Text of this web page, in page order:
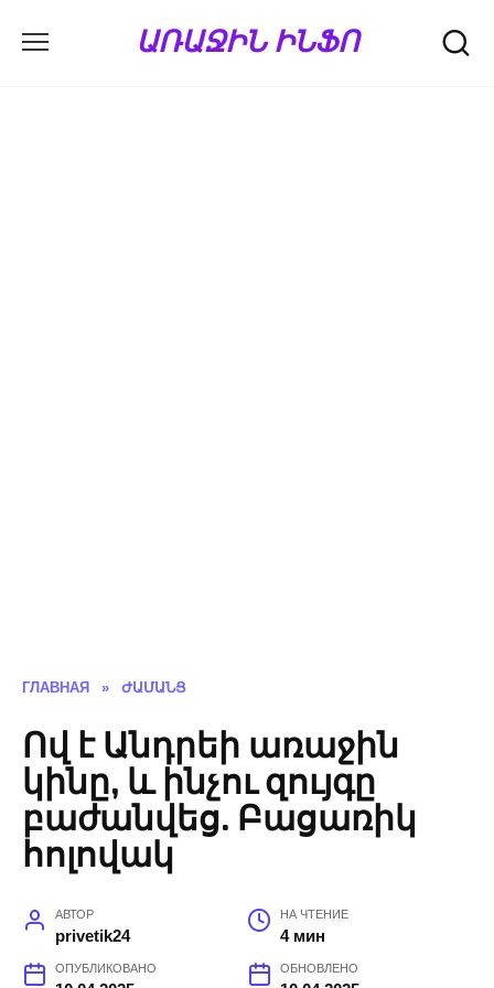
ԱՌԱՋԻՆ ԻՆՖՈ
ГЛАВНАЯ » ԺԱՄԱՆՑ
Ով է Անդրեի առաջին
կինը, և ինչու զույգը
բաժանվեց. Բացառիկ
հոլովակ
АВТОР
privetik24
НА ЧТЕНИЕ
4 мин
ОПУБЛИКОВАНО ОБНОВЛЕНО